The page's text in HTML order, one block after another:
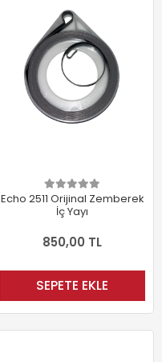
Echo 2511 Orijinal Zemberek
İç Yayı
850,00 TL
SEPETE EKLE